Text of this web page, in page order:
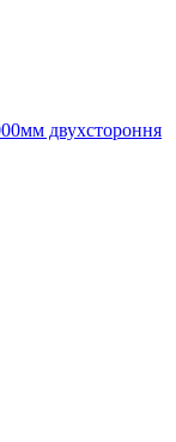
двухстороння